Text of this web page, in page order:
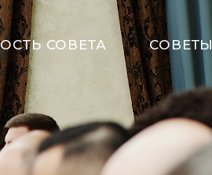
СОВЕТА СОВЕТЫ